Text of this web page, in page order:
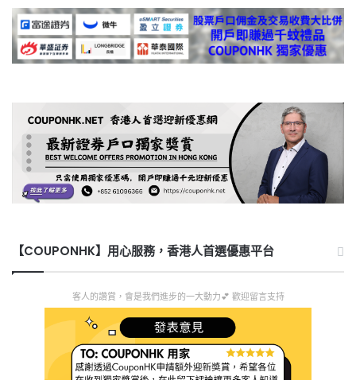
【COUPONHK】用心服務，香港人首選優惠平台
客人的讚賞，會是我們進步的一大動力💕 歡迎留言支持